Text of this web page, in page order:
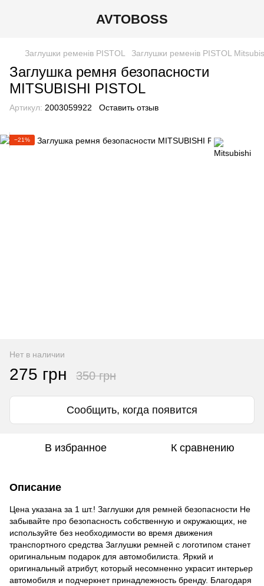
AVTOBOSS
Заглушки ременів PISTOL Заглушки ременів PISTOL
Заглушка ремня безопасности
MITSUBISHI PISTOL
Артикул: 2003059922 Оставить отзыв
−21%
Нет в наличии
275 грн 350 грн
Сообщить, когда появится
В избранное К сравнению
Описание
Цена указана за 1 шт.! Заглушки для ремней безопасности Не
забывайте про безопасность собственную и окружающих, не
используйте без необходимости во время движения
транспортного средства Заглушки ремней с логотипом станет
оригинальным подарок для автомобилиста. Яркий и
оригинальный атрибут, который несомненно украсит интерьер
автомобиля и подчеркнет принадлежность бренду. Благодаря